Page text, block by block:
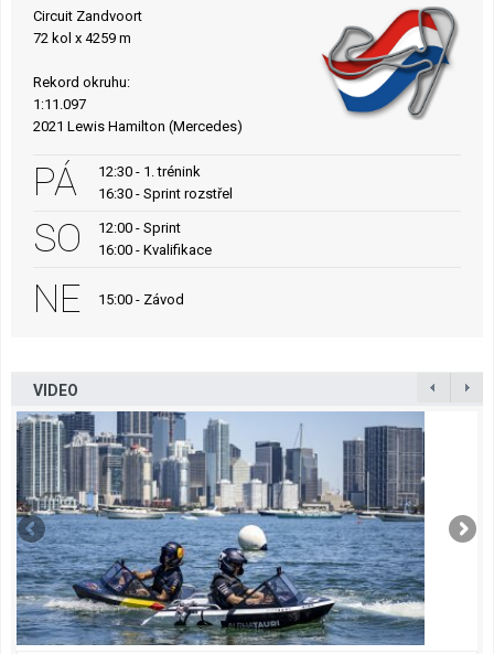
Circuit Zandvoort
72 kol x 4259 m
Rekord okruhu:
1:11.097
2021 Lewis Hamilton (Mercedes)
PÁ
12:30 - 1. trénink
16:30 - Sprint rozstřel
SO
12:00 - Sprint
16:00 - Kvalifikace
NE 15:00 - Závod
VIDEO